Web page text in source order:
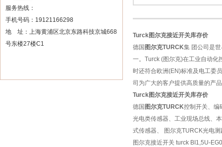
服务热线：
手机号码：19121166298
地 址：上海黄浦区北京东路科技京城668
号东楼27楼C1
Turck图尔克接近开关库存价
德国 图尔克TURCK集 团公司是
一。Turck (图尔克)在工业自动化
时还符合欧洲(EN)标准及电工委
司为广大的客户提供高质量的产
Turck图尔克接近开关库存价
德国 图尔克TURCK控制开关、编
光电类传感器、工业现场总线、
式传感器、 图尔克TURCK光电
图尔克接近开关 turck BI1,5U-